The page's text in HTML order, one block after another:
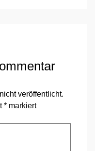
veröffentlicht.
* markiert